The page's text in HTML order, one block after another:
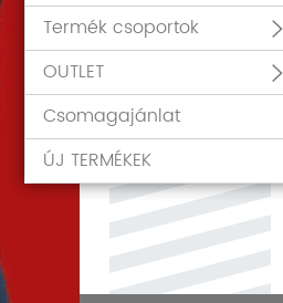
Termék csoportok
OUTLET
Csomagajánlat
ÚJ TERMÉKEK